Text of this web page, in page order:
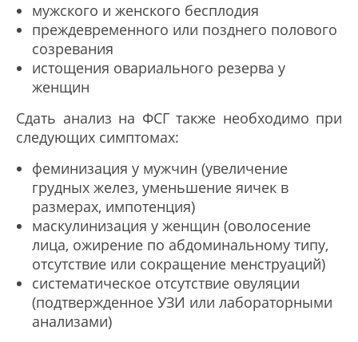
мужского и женского бесплодия
преждевременного или позднего полового
созревания
истощения овариального резерва у
женщин
Сдать анализ на ФСГ также необходимо при
следующих симптомах:
феминизация у мужчин (увеличение
грудных желез, уменьшение яичек в
размерах, импотенция)
маскулинизация у женщин (оволосение
лица, ожирение по абдоминальному типу,
отсутствие или сокращение менструаций)
систематическое отсутствие овуляции
(подтвержденное УЗИ или лабораторными
анализами)